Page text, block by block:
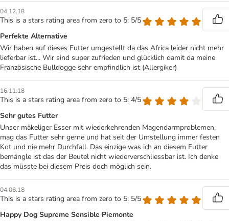
04.12.18
This is a stars rating area from zero to 5: 5/5
Perfekte Alternative
Wir haben auf dieses Futter umgestellt da das Africa leider nicht mehr
lieferbar ist... Wir sind super zufrieden und glücklich damit da meine
Französische Bulldogge sehr empfindlich ist (Allergiker)
16.11.18
This is a stars rating area from zero to 5: 4/5
Sehr gutes Futter
Unser mäkeliger Esser mit wiederkehrenden Magendarmproblemen,
mag das Futter sehr gerne und hat seit der Umstellung immer festen
Kot und nie mehr Durchfall. Das einzige was ich an diesem Futter
bemängle ist das der Beutel nicht wiederverschliessbar ist. Ich denke
das müsste bei diesem Preis doch möglich sein.
04.06.18
This is a stars rating area from zero to 5: 5/5
Happy Dog Supreme Sensible Piemonte